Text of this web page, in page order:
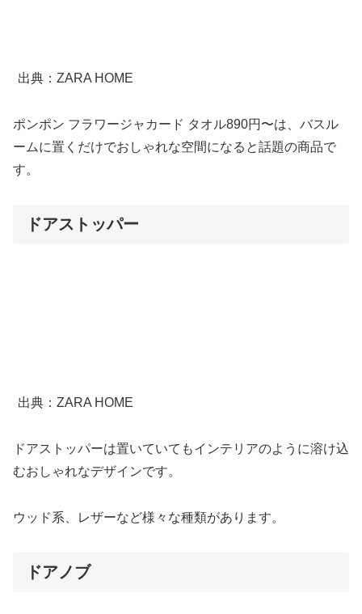
出典：ZARA HOME
ポンポン フラワージャカード タオル890円〜は、バスル
ームに置くだけでおしゃれな空間になると話題の商品で
す。
ドアストッパー
出典：ZARA HOME
ドアストッパーは置いていてもインテリアのように溶け込
むおしゃれなデザインです。
ウッド系、レザーなど様々な種類があります。
ドアノブ